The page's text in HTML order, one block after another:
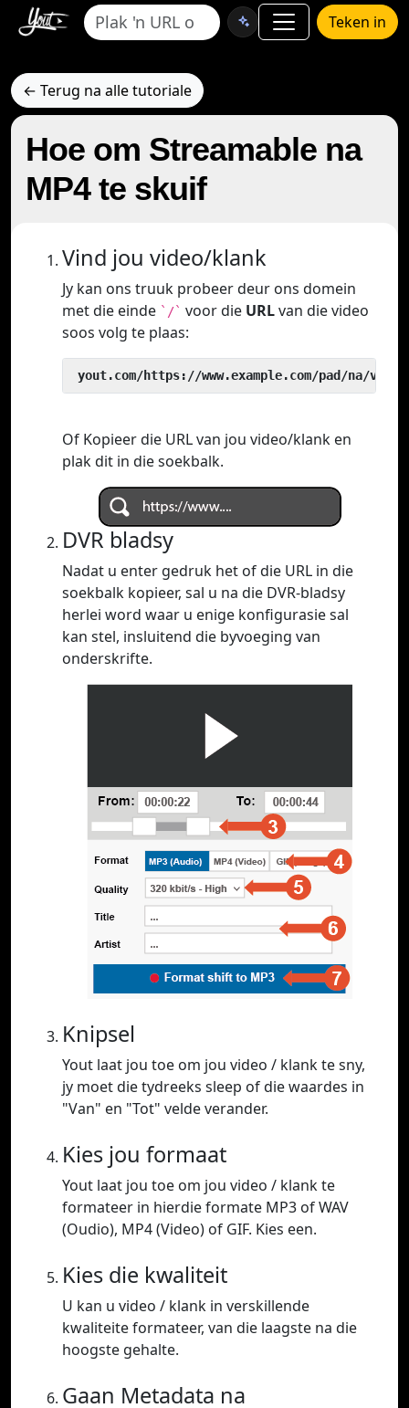
Teken in
← Terug na alle tutoriale
Hoe om Streamable na
MP4 te skuif
Vind jou video/klank
Jy kan ons truuk probeer deur ons domein
met die einde `/` voor die URLvan die video
soos volg te plaas:
yout.com/https://www.example.com/pad/na/video
Of Kopieer die URL van jou video/klank en
plak dit in die soekbalk.
DVR bladsy
Nadat u enter gedruk het of die URL in die
soekbalk kopieer, sal u na die DVR-bladsy
herlei word waar u enige konfigurasie sal
kan stel, insluitend die byvoeging van
onderskrifte.
Knipsel
Yout laat jou toe om jou video / klank te sny,
jy moet die tydreeks sleep of die waardes in
"Van" en "Tot" velde verander.
Kies jou formaat
Yout laat jou toe om jou video / klank te
formateer in hierdie formate MP3 of WAV
(Oudio), MP4 (Video) of GIF. Kies een.
Kies die kwaliteit
U kan u video / klank in verskillende
kwaliteite formateer, van die laagste na die
hoogste gehalte.
Gaan Metadata na